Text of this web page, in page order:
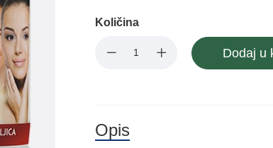
Količina
Dodaj u
Opis